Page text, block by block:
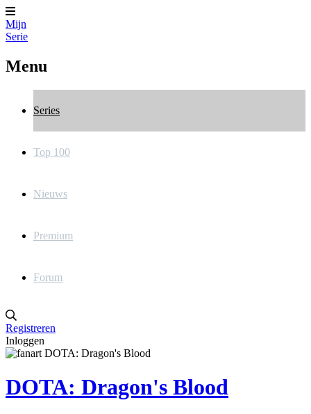
Mijn
Serie
Menu
Series
Top 100
Nieuws
Premium
Forum
Registreren
Inloggen
DOTA: Dragon's Blood